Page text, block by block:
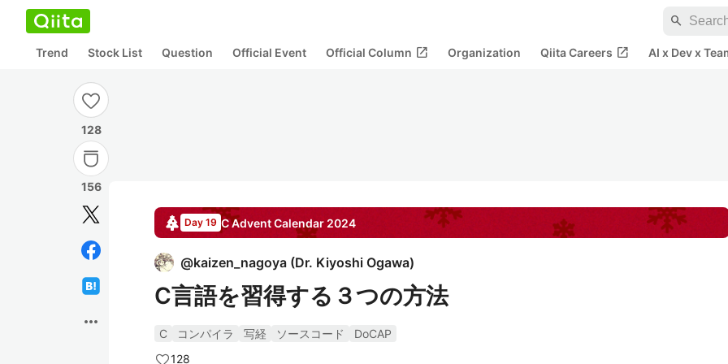
search
Trend Stock List Question Official Event Official Column open_in_new Organization Qiita Careers open_in_new AI x Dev x
128
156
more_horiz
Day 19 CAdvent Calendar 2024
@kaizen_nagoya (Dr. Kiyoshi Ogawa)
C言語を習得する３つの方法
C コンパイラ 写経 ソースコード
DoCAP
128